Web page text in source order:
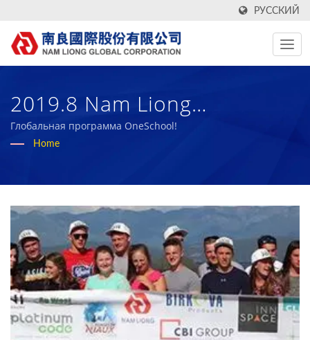
РУССКИЙ
2019.8 Nam Liong
Поддерживает Программу
Global! | Более 50 Лет
Производитель
Высокоэффективных
Технических Тканей И
Биорезинового Поролона
| Nam Liong
Глобальная программа OneSchool!
Home